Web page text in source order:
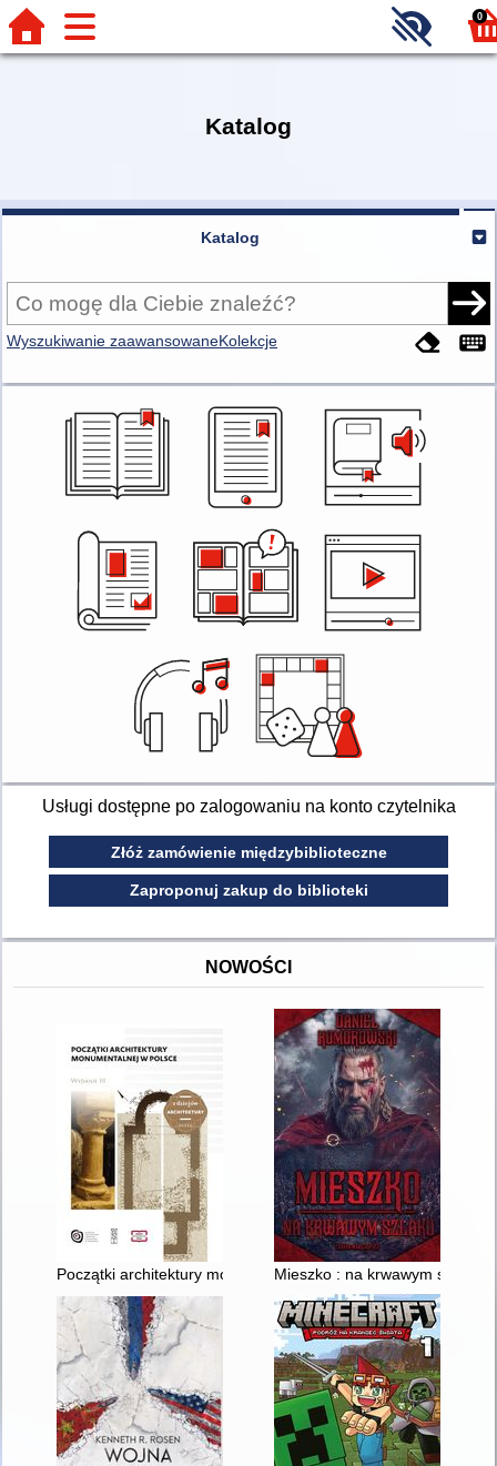
0
Katalog
Katalog
Wyszukiwanie zaawansowaneKolekcje
Usługi dostępne po zalogowaniu na konto czytelnika
Złóż zamówienie międzybiblioteczne
Zaproponuj zakup do biblioteki
NOWOŚCI
Początki architektury monumentalnej w Polsce : materiały z
Mieszko : na krwawym szlaku